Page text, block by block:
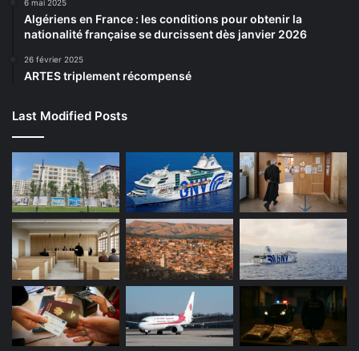
6 mai 2025
Algériens en France : les conditions pour obtenir la
nationalité française se durcissent dès janvier 2026
26 février 2025
ARTES triplement récompensé
Last Modified Posts